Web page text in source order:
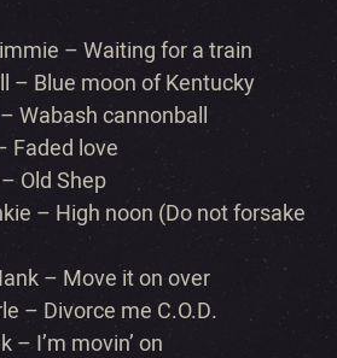
– Waiting for a train
– Blue moon of Kentucky
Wabash cannonball
Faded love
Old Shep
– High noon (Do not forsake
– Move it on over
– Divorce me C.O.D.
– I’m movin’ on